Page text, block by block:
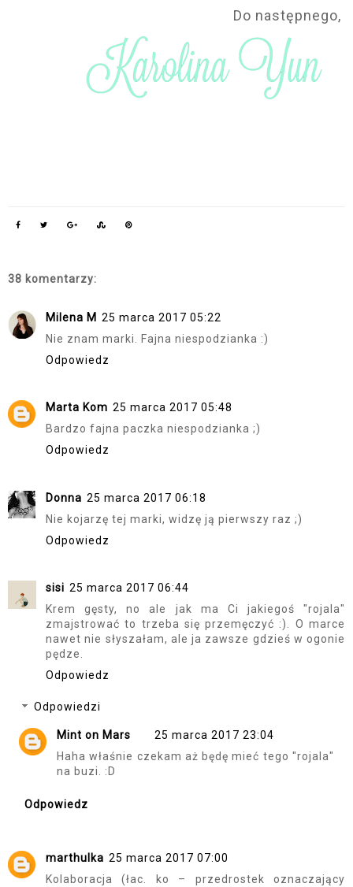
Do następnego,
38 komentarzy:
Milena M 25 marca 2017 05:22
Nie znam marki. Fajna niespodzianka :)
Odpowiedz
Marta Kom 25 marca 2017 05:48
Bardzo fajna paczka niespodzianka ;)
Odpowiedz
Donna 25 marca 2017 06:18
Nie kojarzę tej marki, widzę ją pierwszy raz ;)
Odpowiedz
sisi 25 marca 2017 06:44
Krem gęsty, no ale jak ma Ci jakiegoś "rojala"
zmajstrować to trzeba się przemęczyć :). O marce
nawet nie słyszałam, ale ja zawsze gdzieś w ogonie
pędze.
Odpowiedz
Odpowiedzi
Mint on Mars
25 marca 2017 23:04
Haha właśnie czekam aż będę mieć tego "rojala"
na buzi. :D
Odpowiedz
marthulka 25 marca 2017 07:00
Kolaboracja (łac. ko – przedrostek oznaczający